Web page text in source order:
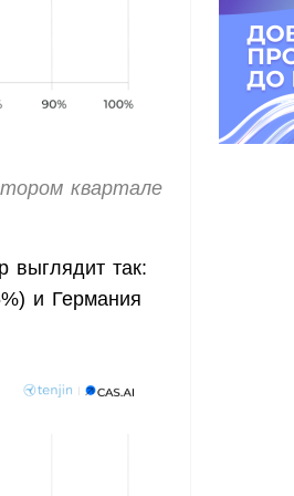
квартале
выглядит так:
и Германия